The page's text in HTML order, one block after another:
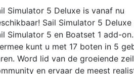
Simulator 5 Deluxe is vanaf nu
Sail Simulator 5
Simulator 5 en Boatset 1 add-on.
kunt u met 17 boten in 5
Word lid van de groeiende zeil
en ervaar de meest